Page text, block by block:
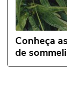
Conheça
de